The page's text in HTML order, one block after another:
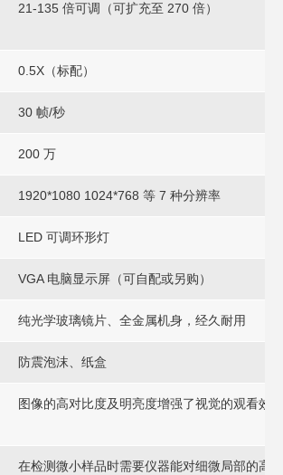
21-135 倍可调（可扩充至 270 倍）
0.5X（标配）
30 帧/秒
200 万
1920*1080 1024*768 等 7 种分辨率
LED 可调环形灯
VGA 电脑显示屏（可自配或另购）
纯光学玻璃镜片、全金属机身，经久耐用
防震泡沫、纸盒
图像的高对比度及明亮度增强了视觉的观看效果
在检测微小样品时需要仪器能对细微局部的高